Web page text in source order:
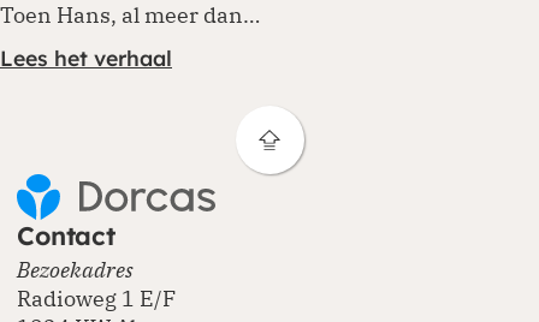
Toen Hans, al meer dan…
Lees het verhaal
Contact
Bezoekadres
Radioweg 1 E/F